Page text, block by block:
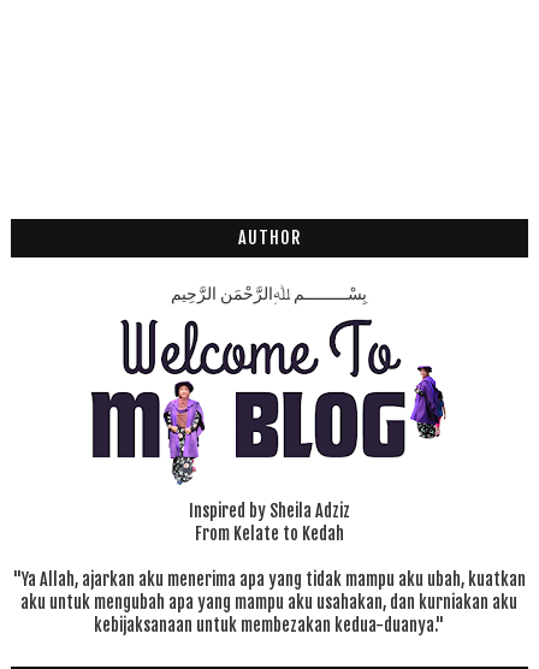
AUTHOR
بِسْـــــــــمِ ﷲِالرَّحْمَنِ الرَّحِيم
Inspired by Sheila Adziz
From Kelate to Kedah
"Ya Allah, ajarkan aku menerima apa yang tidak mampu aku ubah, kuatkan
aku untuk mengubah apa yang mampu aku usahakan, dan kurniakan aku
kebijaksanaan untuk membezakan kedua-duanya."